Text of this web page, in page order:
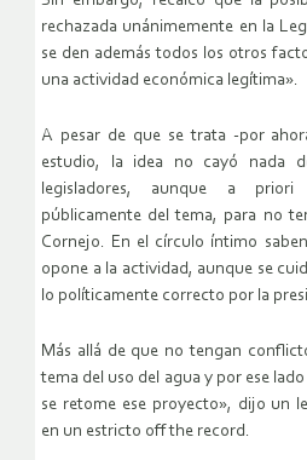
rechazada unánimemente en la
se den además todos los otros
una actividad económica legítima».
A pesar de que se trata -por
estudio, la idea no cayó nada
legisladores, aunque a
públicamente del tema, para no
Cornejo. En el círculo íntimo
opone a la actividad, aunque se
lo políticamente correcto por la
Más allá de que no tengan
tema del uso del agua y por ese
se retome ese proyecto», dijo un
en un estricto off the record.